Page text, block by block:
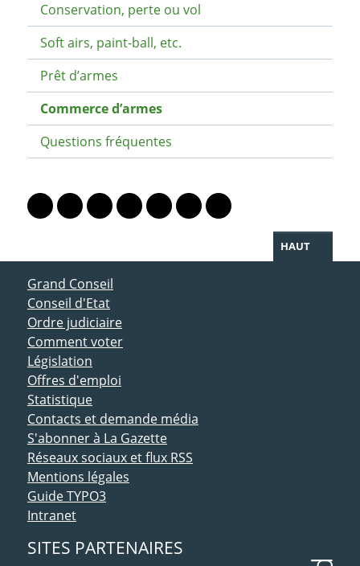
Conservation, perte ou vol
Soft airs, paint-ball, etc.
Prêt d’armes
Commerce d’armes
Questions fréquentes
Lien vers le profil Mastodon
Lien vers le profil Bluesky
Lien vers le profil Instagram
Lien vers le profil Linkedin
Lien vers le profil Facebook
Lien vers le profil Twitter
Partager par WhatsApp
HAUT
ACCÈS DIRECT
Grand Conseil
Conseil d'Etat
Ordre judiciaire
Comment voter
Législation
Offres d'emploi
Statistique
Contacts et demande média
S'abonner à La Gazette
Réseaux sociaux et flux RSS
Mentions légales
Guide TYPO3
Intranet
SITES PARTENAIRES